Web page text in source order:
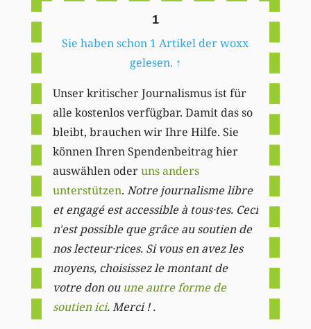
1
Sie haben schon 1 Artikel der woxx
gelesen. ↑
Unser kritischer Journalismus ist für
alle kostenlos verfügbar. Damit das so
bleibt, brauchen wir Ihre Hilfe. Sie
können Ihren Spendenbeitrag hier
auswählen oderuns anders
unterstützen. Notre journalisme libre
et engagé est accessible à tous·tes. Ceci
n'est possible que grâce au soutien de
nos lecteur·rices. Si vous en avez les
moyens, choisissez le montant de
votre don ou une autre forme de
soutien ici. Merci ! .